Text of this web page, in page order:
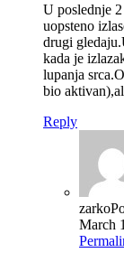
U poslednje
uopsteno
drugi
kada je
lupanja
bio
Reply
zarko
March